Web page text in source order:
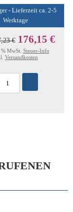
- Lieferzeit ca. 2-5
Werktage
€ 176,15 €
MwSt. Steuer-Info
Versandkosten